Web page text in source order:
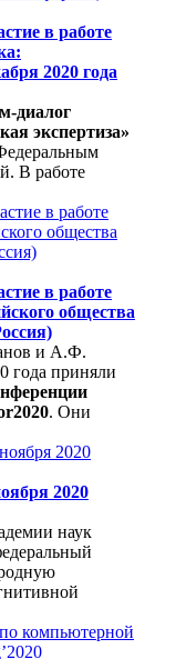
в работе
2020 года
диалог
экспертиза»
В работе
в работе
общества
и А.Ф.
года приняли
. Они
2020
наук